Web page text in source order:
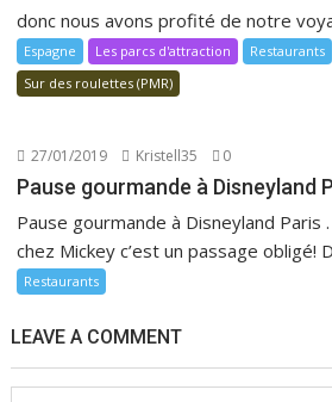
donc nous avons profité de notre
Espagne Les parcs d'attraction
Restaurants
Sur des roulettes (PMR)
27/01/2019 Kristell35 0
Pause gourmande à Disneyland
Pause gourmande à Disneyland Paris
chez Mickey c’est un passage obligé!
Restaurants
LEAVE A COMMENT